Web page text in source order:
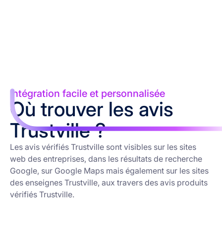
Intégration facile et personnalisée
Où trouver les avis
Trustville ?
Les avis vérifiés Trustville sont visibles sur les sites
web des entreprises, dans les résultats de recherche
Google, sur Google Maps mais également sur les sites
des enseignes Trustville, aux travers des avis produits
vérifiés Trustville.